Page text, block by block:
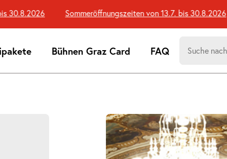
Sommeröffnungszeiten von 13.7. bis 30.8.2026
Bühnen Graz Card FAQ
nach: